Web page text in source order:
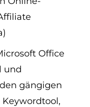
Office
und
gängigen
Keywordtool,